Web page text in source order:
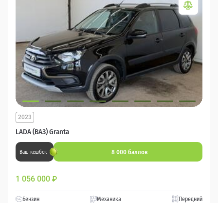
LADA (ВАЗ) Granta
2023
Ваш кешбек 8 000 баллов
1 056 000 ₽
Бензин Механика Передний